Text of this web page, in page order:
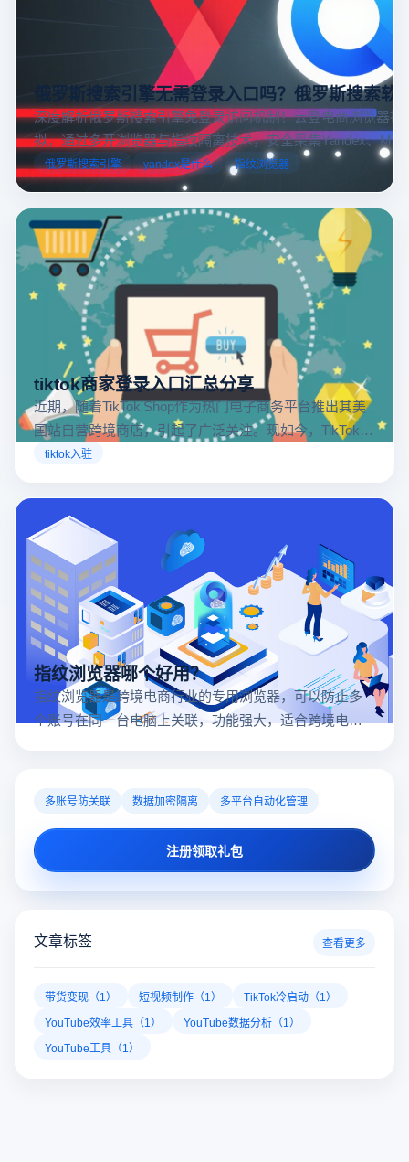
俄罗斯搜索引擎无需登录入口吗？俄罗斯搜索软
深度解析俄罗斯搜索引擎免登录访问机制！云登电商浏览器
拟，通过多开浏览器与指纹隔离技术，安全采集Yandex、
跨境电商本土化运营。
俄罗斯搜索引擎 yandex是什么 指纹浏览器
tiktok商家登录入口汇总分享
近期，随着TikTok Shop作为热门电子商务平台推出其美
国站自营跨境商店，引起了广泛关注。现如今，TikTok商
店已覆盖美国、英国及东南亚地区，因此了解官方网站
tiktok入驻
指纹浏览器哪个好用？
指纹浏览器是跨境电商行业的专用浏览器，可以防止多
个账号在同一台电脑上关联，功能强大，适合跨境电商
多账号防关联 数据加密隔离 多平台自动化管理
注册领取礼包
文章标签 查看更多
带货变现（1） 短视频制作（1）
TikTok冷启动（1）
YouTube效率工具（1）
YouTube数据分析（1）
YouTube工具（1）